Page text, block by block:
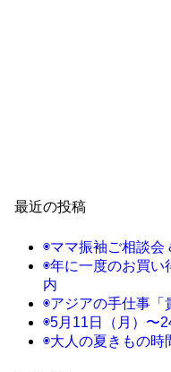
最近の投稿
◉ママ振袖ご相談会
◉年に一度のお買い
内
◉アジアの手仕事「
◉5月11日（月）〜
◉大人の夏きもの時